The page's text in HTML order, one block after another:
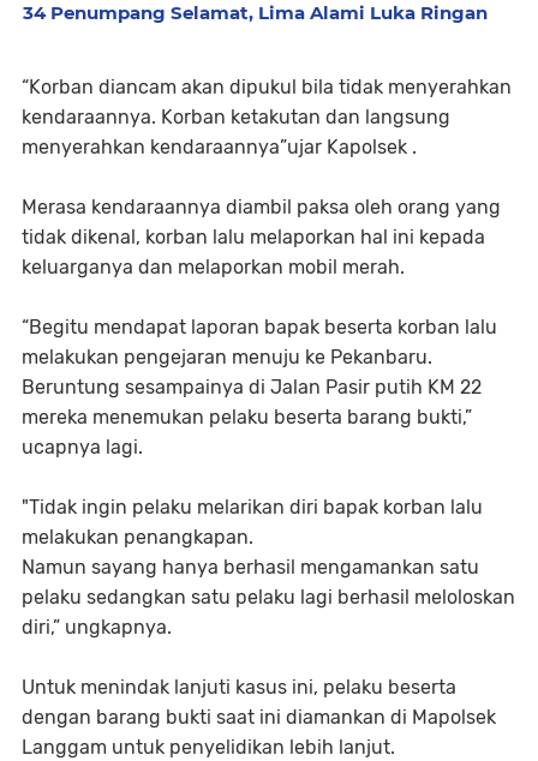
34 Penumpang Selamat, Lima Alami Luka Ringan
“Korban diancam akan dipukul bila tidak menyerahkan
kendaraannya. Korban ketakutan dan langsung
menyerahkan kendaraannya”ujar Kapolsek .
Merasa kendaraannya diambil paksa oleh orang yang
tidak dikenal, korban lalu melaporkan hal ini kepada
keluarganya dan melaporkan mobil merah.
“Begitu mendapat laporan bapak beserta korban lalu
melakukan pengejaran menuju ke Pekanbaru.
Beruntung sesampainya di Jalan Pasir putih KM 22
mereka menemukan pelaku beserta barang bukti,”
ucapnya lagi.
"Tidak ingin pelaku melarikan diri bapak korban lalu
melakukan penangkapan.
Namun sayang hanya berhasil mengamankan satu
pelaku sedangkan satu pelaku lagi berhasil meloloskan
diri,” ungkapnya.
Untuk menindak lanjuti kasus ini, pelaku beserta
dengan barang bukti saat ini diamankan di Mapolsek
Langgam untuk penyelidikan lebih lanjut.